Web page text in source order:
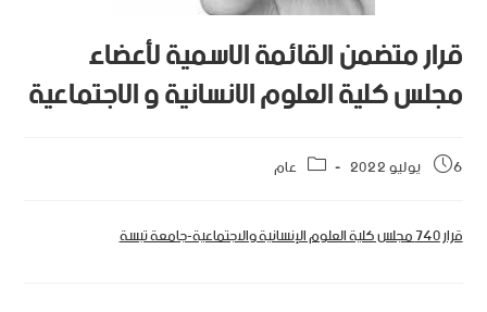
قرار متضمن القائمة الاسمية لأعضاء
مجلس كلية العلوم الانسانية و الاجتماعية
6 يوليو 2022
عام
قرار 740 مجلس كلية العلوم الإنسانية والاجتماعية-جامعة تبسة